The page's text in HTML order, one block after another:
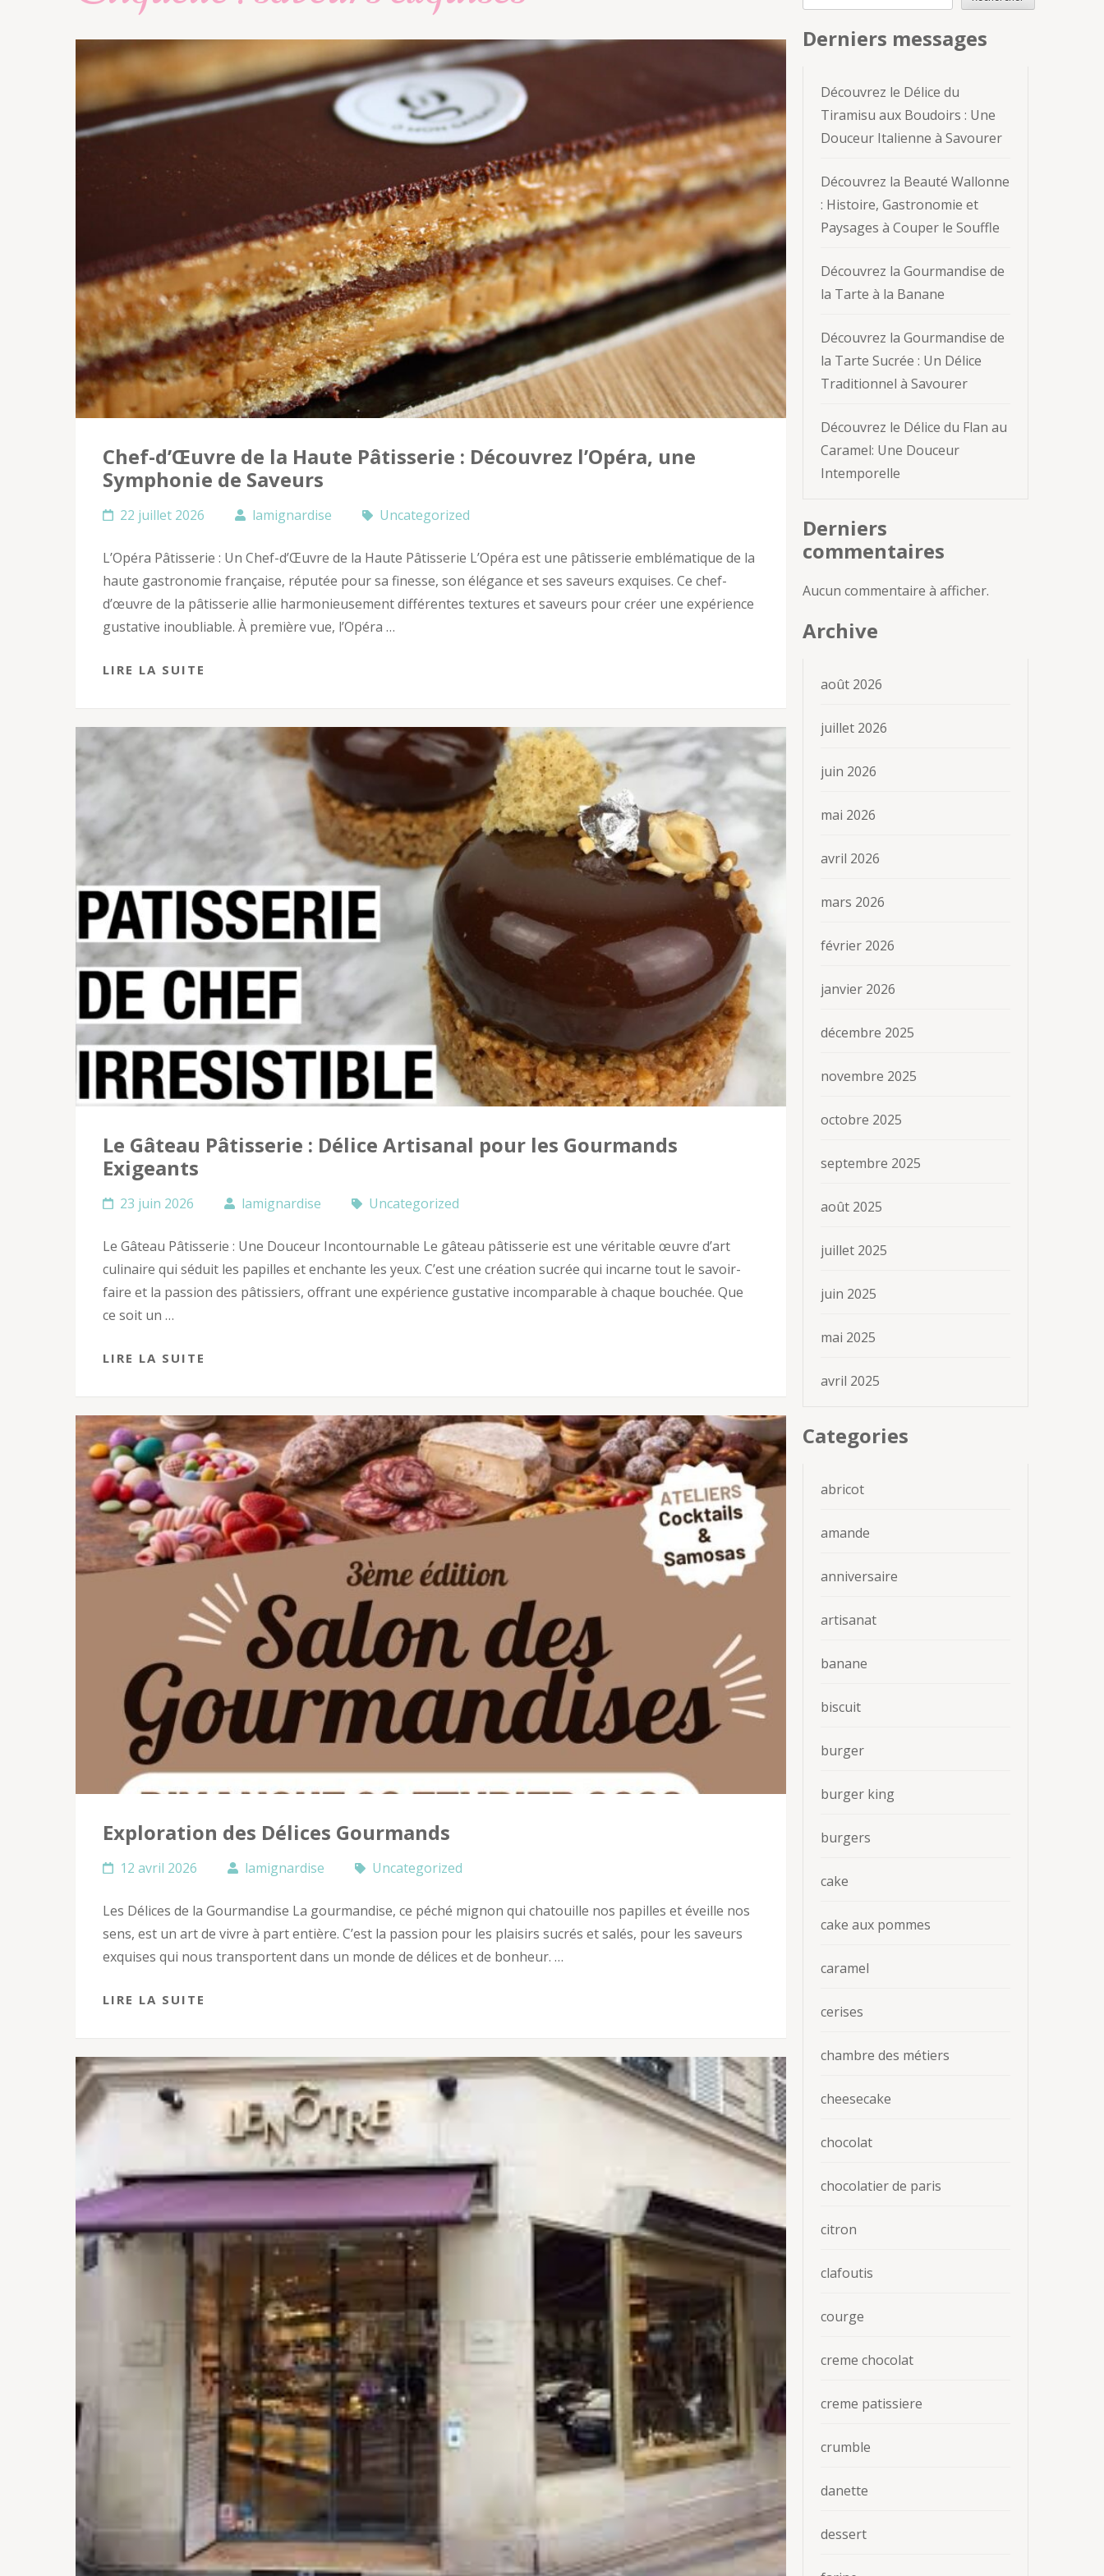
Chef-d’Œuvre de la Haute Pâtisserie : Découvrez l’Opéra, une
Symphonie de Saveurs
22 juillet 2026 lamignardise Uncategorized
L’Opéra Pâtisserie : Un Chef-d’Œuvre de la Haute Pâtisserie L’Opéra est une pâtisserie emblématique de la
haute gastronomie française, réputée pour sa finesse, son élégance et ses saveurs exquises. Ce chef-
d’œuvre de la pâtisserie allie harmonieusement différentes textures et saveurs pour créer une expérience
gustative inoubliable. À première vue, l’Opéra …
LIRE LA SUITE
Le Gâteau Pâtisserie : Délice Artisanal pour les Gourmands
Exigeants
23 juin 2026 lamignardise Uncategorized
Le Gâteau Pâtisserie : Une Douceur Incontournable Le gâteau pâtisserie est une véritable œuvre d’art
culinaire qui séduit les papilles et enchante les yeux. C’est une création sucrée qui incarne tout le savoir-
faire et la passion des pâtissiers, offrant une expérience gustative incomparable à chaque bouchée. Que
ce soit un …
LIRE LA SUITE
Exploration des Délices Gourmands
12 avril 2026 lamignardise Uncategorized
Les Délices de la Gourmandise La gourmandise, ce péché mignon qui chatouille nos papilles et éveille nos
sens, est un art de vivre à part entière. C’est la passion pour les plaisirs sucrés et salés, pour les saveurs
exquises qui nous transportent dans un monde de délices et de bonheur. …
LIRE LA SUITE
Derniers messages
Découvrez le Délice du
Tiramisu aux Boudoirs : Une
Douceur Italienne à Savourer
Découvrez la Beauté Wallonne
: Histoire, Gastronomie et
Paysages à Couper le Souffle
Découvrez la Gourmandise de
la Tarte à la Banane
Découvrez la Gourmandise de
la Tarte Sucrée : Un Délice
Traditionnel à Savourer
Découvrez le Délice du Flan au
Caramel: Une Douceur
Intemporelle
Derniers
commentaires
Aucun commentaire à afficher.
Archive
août 2026
juillet 2026
juin 2026
mai 2026
avril 2026
mars 2026
février 2026
janvier 2026
décembre 2025
novembre 2025
octobre 2025
septembre 2025
août 2025
juillet 2025
juin 2025
mai 2025
avril 2025
Categories
abricot
amande
anniversaire
artisanat
banane
biscuit
burger
burger king
burgers
cake
cake aux pommes
caramel
cerises
chambre des métiers
cheesecake
chocolat
chocolatier de paris
citron
clafoutis
courge
creme chocolat
creme patissiere
crumble
danette
dessert